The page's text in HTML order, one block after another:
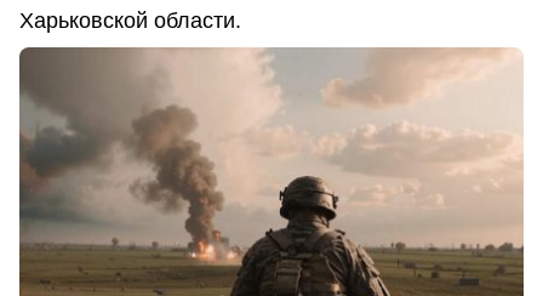
Харьковской области.